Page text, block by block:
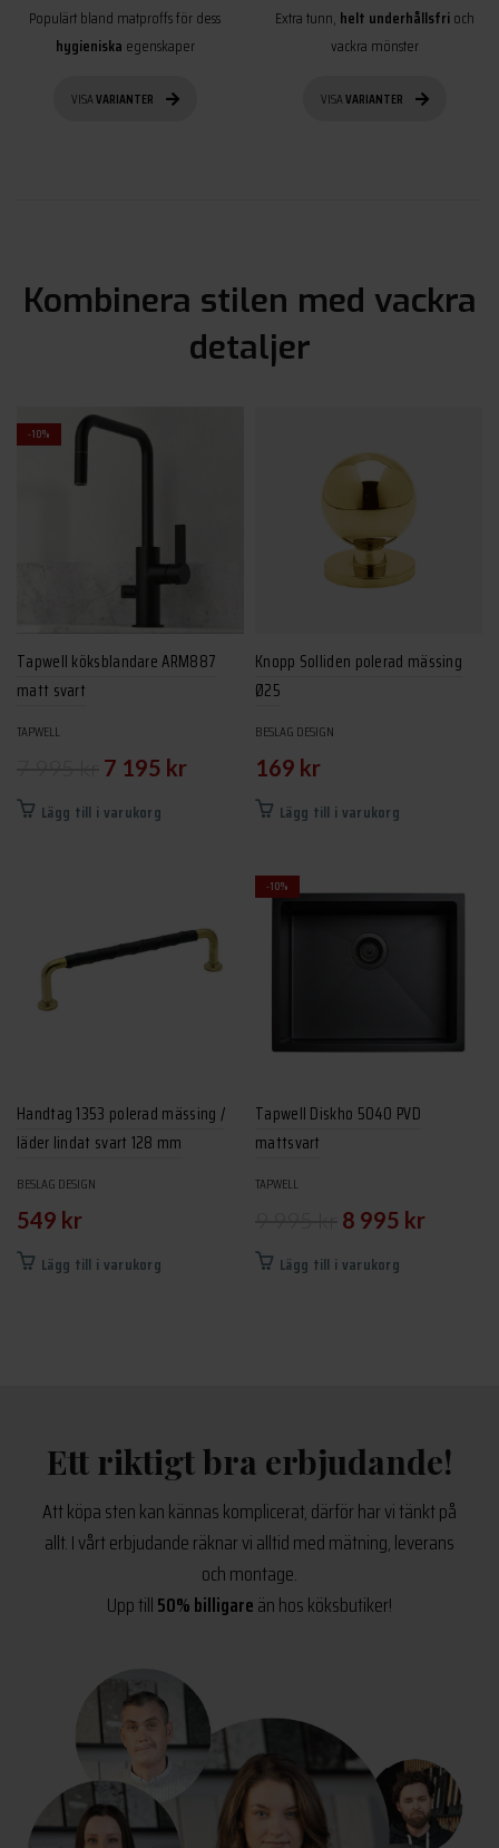
Populärt bland matproffs för dess
hygieniska egenskaper
VISAVARIANTER
Extra tunn, helt underhållsfrioch
vackra mönster
VISAVARIANTER
Kombinera stilen med vackra
detaljer
-10%
Tapwell köksblandare ARM887
matt svart
TAPWELL
Det
ursprungliga
995 kr.
7 195 krDet
nuvarande
195 kr.
Lägg till i varukorg
Knopp Solliden polerad mässing
Ø25
BESLAG DESIGN
169 kr
Lägg till i varukorg
Handtag 1353 polerad mässing /
läder lindat svart 128 mm
BESLAG DESIGN
549 kr
Lägg till i varukorg
-10%
Tapwell Diskho 5040 PVD
mattsvart
TAPWELL
Det
ursprungliga
8 995 krDet
Lägg till i varukorg
Ett riktigt bra erbjudande!
Att köpa sten kan kännas komplicerat, därför har vi tänkt på
allt. I vårt erbjudande räknar vi alltid med mätning, leverans
och montage.
Upp till50% billigareän hos köksbutiker!